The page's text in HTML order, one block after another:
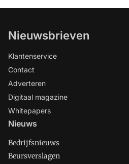
Nieuwsbrieven
Klantenservice
Contact
Adverteren
Digitaal magazine
Whitepapers
Nieuws
Bedrijfsnieuws
Beursverslagen